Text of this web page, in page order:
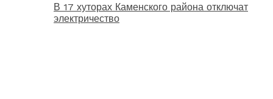
В 17 хуторах Каменского района отключат
электричество